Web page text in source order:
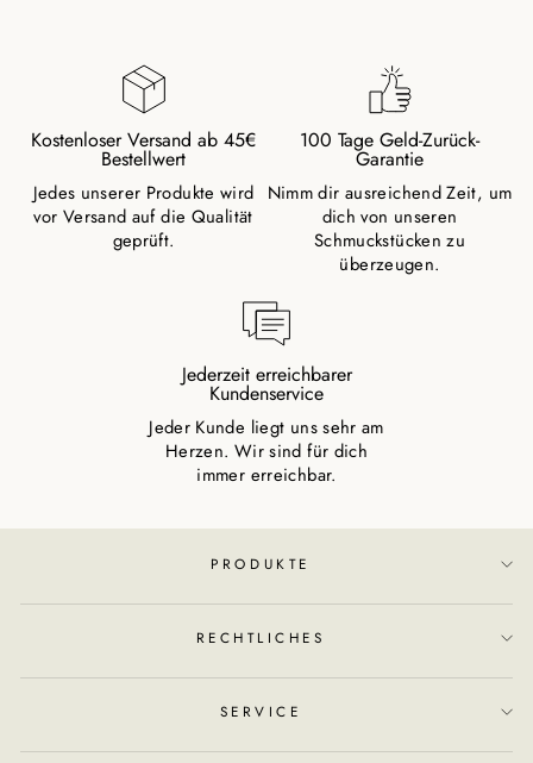
Kostenloser Versand ab 45€
Bestellwert
Jedes unserer Produkte wird
vor Versand auf die Qualität
geprüft.
100 Tage Geld-Zurück-
Garantie
Nimm dir ausreichend Zeit, um
dich von unseren
Schmuckstücken zu
überzeugen.
Jederzeit erreichbarer
Kundenservice
Jeder Kunde liegt uns sehr am
Herzen. Wir sind für dich
immer erreichbar.
PRODUKTE
RECHTLICHES
SERVICE